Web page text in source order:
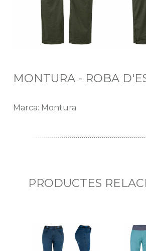
MONTURA - ROBA
Marca: Montura
PRODUCTES